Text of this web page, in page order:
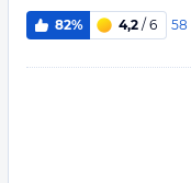
82% 4,2 / 6 58